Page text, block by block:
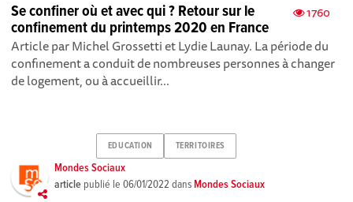
1760
Se confiner où et avec qui ? Retour sur le
confinement du printemps 2020 en France
Article par Michel Grossetti et Lydie Launay. La période du
confinement a conduit de nombreuses personnes à changer
de logement, ou à accueillir...
EDUCATION TERRITOIRES
Mondes Sociaux
article publié le06/01/2022 dansMondes Sociaux